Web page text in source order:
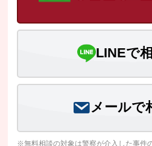
LINEで
メールで
※無料相談の対象は警察が介入した事件